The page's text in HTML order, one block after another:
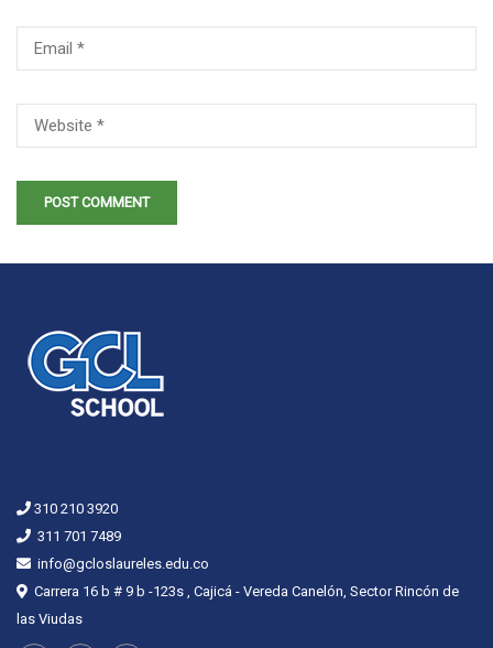
310 210 3920
311 701 7489
info@gcloslaureles.edu.co
Carrera 16 b # 9 b -123s , Cajicá - Vereda Canelón, Sector Rincón de
las Viudas